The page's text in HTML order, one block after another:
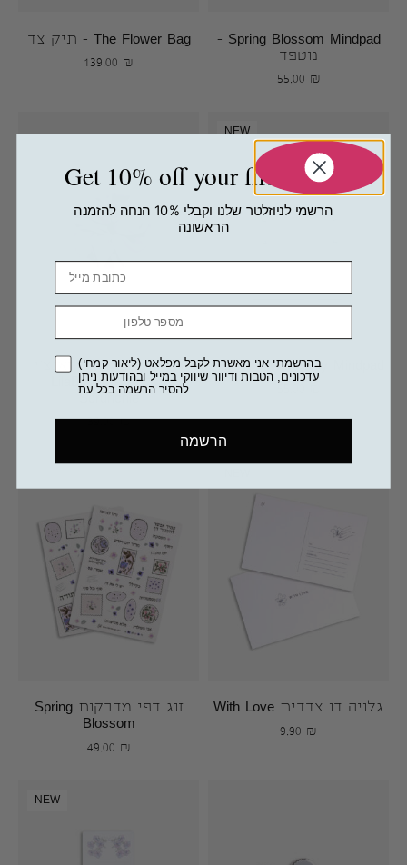
Spring Blossom Mindpad –
נוטפד
55.00 ₪
The Flower Bag – תיק צד
139.00 ₪
NEW
White Lily Mindpad – נוטפד
גומיית שיער סקראנצ'י
ענקית – LilaBloom
39.00₪
גלויה דו צדדית With Love
9.90 ₪
זוג דפי מדבקות Spring
Blossom
49.00 ₪
NEW
Get 10% off your first order
הרשמי לניוזלטר שלנו וקבלי 10% הנחה להזמנה
הראשונה
Email
מספר טלפון
בהרשמתי אני מאשרת לקבל מפלאט (ליאור קמחי)
עדכונים, הטבות ודיוור שיווקי במייל ובהודעות ניתן
להסיר הרשמה בכל עת
הרשמה